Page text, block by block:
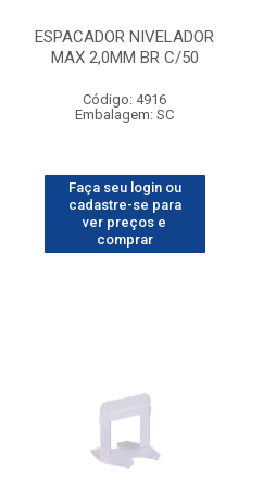
ESPACADOR NIVELADOR
MAX 2,0MM BR C/50
Código: 4916
Embalagem: SC
Faça seu login ou
cadastre-se para
ver preços e
comprar